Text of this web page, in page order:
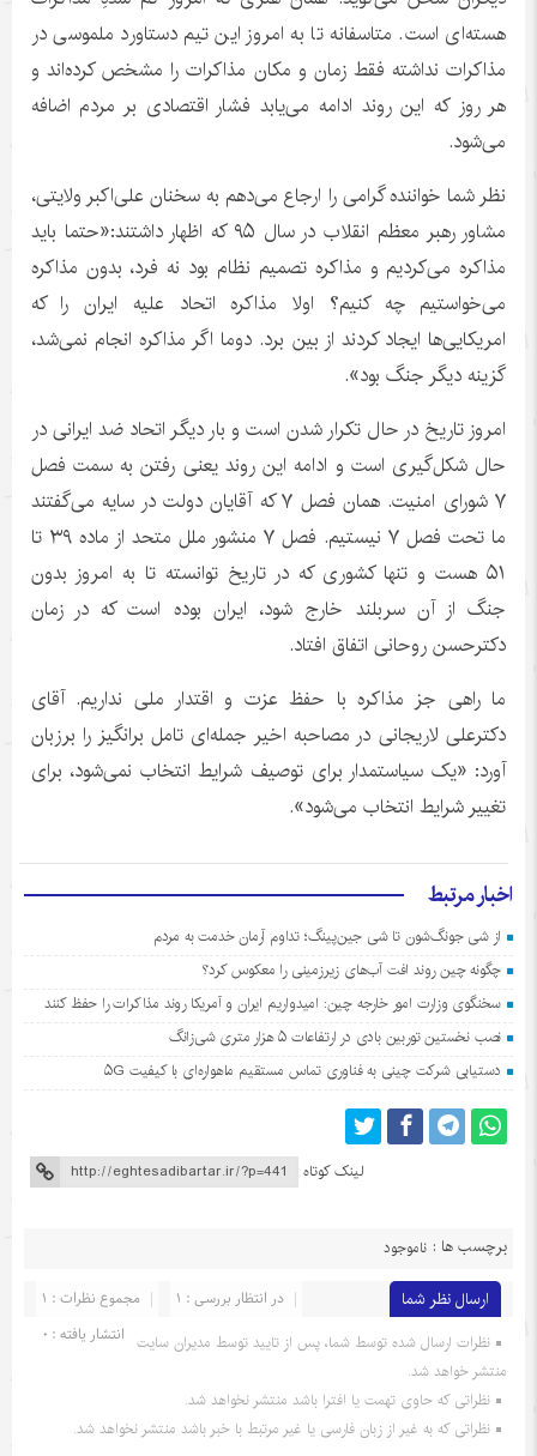
هسته‌ای است. متاسفانه تا به امروز این تیم دستاورد ملموسی در
مذاکرات نداشته فقط زمان و مکان مذاکرات را مشخص کرده‌اند و
هر روز که این روند ادامه می‌یابد فشار اقتصادی بر مردم اضافه
می‌شود.
نظر شما خواننده گرامی را ارجاع می‌دهم به سخنان علی‌اکبر ولایتی،
مشاور رهبر معظم انقلاب در سال ۹۵ که اظهار داشتند:«حتما باید
مذاکره می‌کردیم و مذاکره تصمیم نظام بود نه فرد، بدون مذاکره
می‌خواستیم چه کنیم؟ اولا مذاکره اتحاد علیه ایران را که
امریکایی‌ها ایجاد کردند از بین برد. دوما اگر مذاکره انجام نمی‌شد،
گزینه دیگر جنگ بود».
امروز تاریخ در حال تکرار شدن است و بار دیگر اتحاد ضد ایرانی در
حال شکل‌گیری است و ادامه این روند یعنی رفتن به سمت فصل
۷ شورای امنیت. همان فصل ۷ که آقایان دولت در سایه می‌گفتند
ما تحت فصل ۷ نیستیم. فصل ۷ منشور ملل متحد از ماده ۳۹ تا
۵۱ هست و تنها کشوری که در تاریخ توانسته تا به امروز بدون
جنگ از آن سربلند خارج شود، ایران بوده است که در زمان
دکترحسن روحانی اتفاق افتاد.
ما راهی جز مذاکره با حفظ عزت و اقتدار ملی نداریم. آقای
دکترعلی لاریجانی در مصاحبه اخیر جمله‌ای تامل برانگیز را برزبان
آورد: «یک سیاستمدار برای توصیف شرایط انتخاب نمی‌شود، برای
تغییر شرایط انتخاب می‌شود».
اخبار مرتبط
از شی جونگ‌شون تا شی جین‌پینگ؛ تداوم آرمان خدمت به مردم
چگونه چین روند افت آب‌های زیرزمینی را معکوس کرد؟
سخنگوی وزارت امور خارجه چین: امیدواریم ایران و آمریکا روند مذاکرات را حفظ کنند
نصب نخستین توربین بادی در ارتفاعات ۵ هزار متری شی‌زانگ
دستیابی شرکت چینی به فناوری تماس مستقیم ماهواره‌ای با کیفیت ۵G
لینک کوتاه
برچسب ها : ناموجود
ارسال نظر شما مجموع نظرات : 1
در انتظار بررسی : 1
انتشار یافته : 0 نظرات ارسال شده توسط شما، پس از تایید توسط مدیران سایت
منتشر خواهد شد.
نظراتی که حاوی تهمت یا افترا باشد منتشر نخواهد شد.
نظراتی که به غیر از زبان فارسی یا غیر مرتبط با خبر باشد منتشر نخواهد شد.